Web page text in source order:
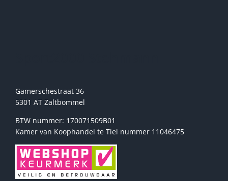
Gamerschestraat 36
5301 AT Zaltbommel
BTW nummer: 170071509B01
Kamer van Koophandel te Tiel nummer 11046475